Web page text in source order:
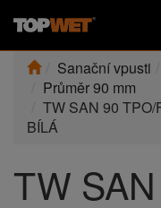
Sanační vpusti
Průměr 90 mm
TW SAN 90
BÍLÁ
TW